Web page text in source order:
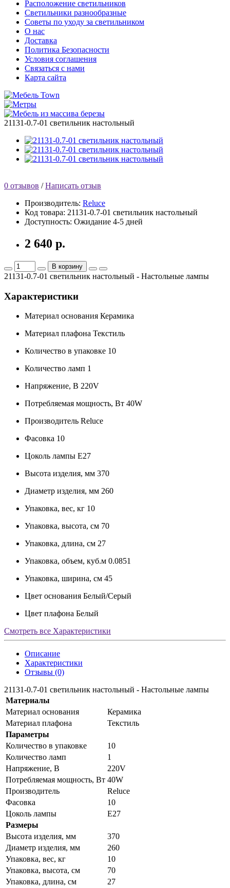
Расположение светильников
Светильники разнообразные
Советы по уходу за светильником
О нас
Доставка
Политика Безопасности
Условия соглашения
Связаться с нами
Карта сайта
21131-0.7-01 светильник настольный
0 отзывов /Написать отзыв
Производитель: Reluce
Код товара: 21131-0.7-01 светильник настольный
Доступность: Ожидание 4-5 дней
2 640 р.
В корзину
21131-0.7-01 светильник настольный - Настольные лампы
Характеристики
Материал основания Керамика
Материал плафона Текстиль
Количество в упаковке 10
Количество ламп 1
Напряжение, В 220V
Потребляемая мощность, Вт 40W
Производитель Reluce
Фасовка 10
Цоколь лампы E27
Высота изделия, мм 370
Диаметр изделия, мм 260
Упаковка, вес, кг 10
Упаковка, высота, см 70
Упаковка, длина, см 27
Упаковка, объем, куб.м 0.0851
Упаковка, ширина, см 45
Цвет основания Белый/Серый
Цвет плафона Белый
Смотреть все Характеристики
Описание
Характеристики
Отзывы (0)
21131-0.7-01 светильник настольный - Настольные лампы
Материалы
Материал основания
Керамика
Материал плафона
Текстиль
Параметры
Количество в упаковке
10
Количество ламп
1
Напряжение, В
220V
Потребляемая мощность, Вт 40W
Производитель
Reluce
Фасовка
10
Цоколь лампы
E27
Размеры
Высота изделия, мм
370
Диаметр изделия, мм
260
Упаковка, вес, кг
10
Упаковка, высота, см
70
Упаковка, длина, см
27